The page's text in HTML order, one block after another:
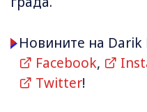
Новините на Darik
Facebook,
Twitter!